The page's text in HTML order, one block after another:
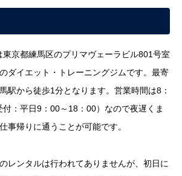
都練馬区のプリマヴェーラビル801号室
ダイエット・トレーニングジムです。最寄
駅から徒歩1分となります。営業時間は8：
：平日9：00～18：00）なので夜遅くま
事帰りに通うことが可能です。
レンタルは行われてありませんが、初日に